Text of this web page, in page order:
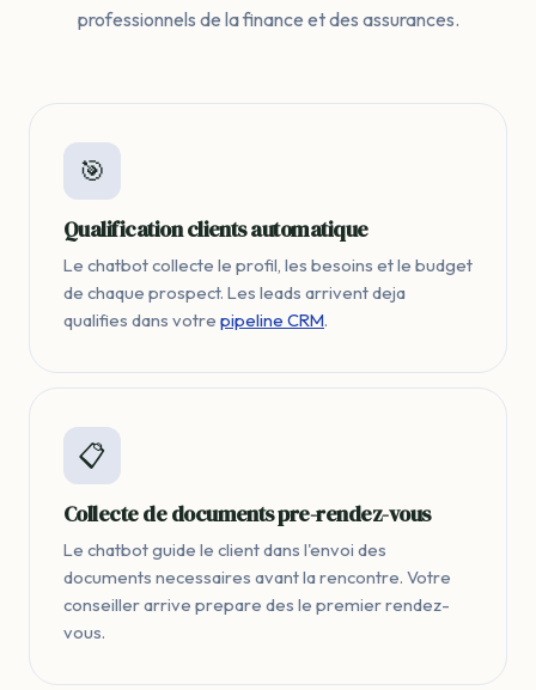
professionnels de la finance et des assurances.
🎯
Qualification clients automatique
Le chatbot collecte le profil, les besoins et le budget
de chaque prospect. Les leads arrivent deja
qualifies dans votre pipeline CRM.
📋
Collecte de documents pre-rendez-vous
Le chatbot guide le client dans l'envoi des
documents necessaires avant la rencontre. Votre
conseiller arrive prepare des le premier rendez-
vous.